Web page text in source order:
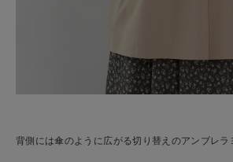
背側には傘のように広がる切り替えのアンブレラ